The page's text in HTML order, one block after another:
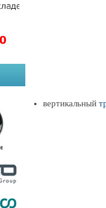
вертикальный